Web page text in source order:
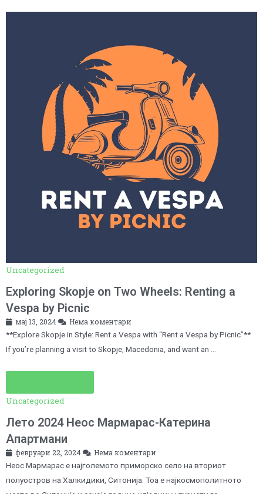
Uncategorized
Exploring Skopje on Two Wheels: Renting a
Vespa by Picnic
мај 13, 2024
Нема коментари
**Explore Skopje in Style: Rent a Vespa with “Rent a Vespa by Picnic”**
If you’re planning a visit to Skopje, Macedonia, and want an …
Uncategorized
Лето 2024 Неос Мармарас-Катерина
Апартмани
февруари 22, 2024
Нема коментари
Неос Мармарас е најголемото приморско село на вториот
полуостров на Халкидики, Ситонија. Тоа е најкосмополитното